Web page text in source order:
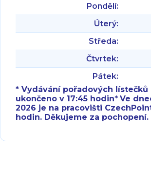
Pondělí:
Úterý:
Středa:
Čtvrtek:
Pátek:
* Vydávání pořadových
ukončeno v 17:45 hodin*Ve
2026 je na pracovišti
hodin. Děkujeme za pochopení.